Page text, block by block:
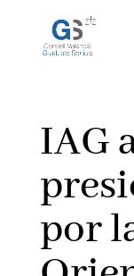
IAG
por